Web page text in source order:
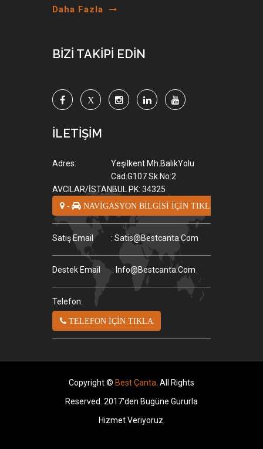
Daha Fazla
BİZİ TAKİPİ EDİN
İLETİŞİM
Adres:
Yeşilkent Mh.BalıkYolu
Cad.G107 Sk.No:2
AVCILAR/İSTANBUL PK: 34325
- NAVİGASYON BİLGİSİ İÇİN TIKLA
Satış Email : Satis@bestcanta.com
Destek Email : Info@bestcanta.com
Telefon:
TELEFON İÇİN TIKLA
Copyright © Best Çanta . All Rights
Reserved. 2017'den Bugüne Gururla
Hizmet Veriyoruz.